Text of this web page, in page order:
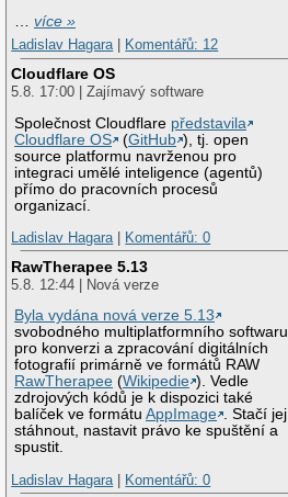
…více »
Ladislav Hagara| Komentářů: 12
Cloudflare OS
5.8. 17:00 | Zajímavý software
Společnost Cloudflare představila
Cloudflare OS
(GitHub ), tj. open
source platformu navrženou pro
integraci umělé inteligence (agentů)
přímo do pracovních procesů
organizací.
Ladislav Hagara| Komentářů: 0
RawTherapee 5.13
5.8. 12:44 | Nová verze
Byla vydána nová verze 5.13
svobodného multiplatformního softwaru
pro konverzi a zpracování digitálních
fotografií primárně ve formátů RAW
RawTherapee (Wikipedie ). Vedle
zdrojových kódů je k dispozici také
balíček ve formátuAppImage . Stačí jej
stáhnout, nastavit právo ke spuštění a
spustit.
Ladislav Hagara| Komentářů: 0